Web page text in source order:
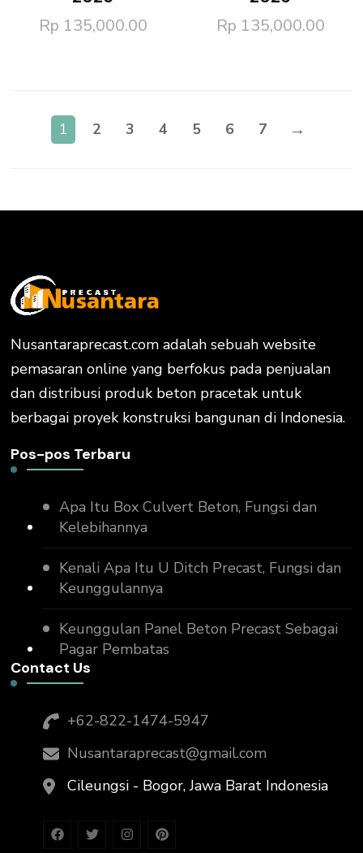
Rp 135,000.00 Rp 135,000.00
1 2 3 4 5 6 7 →
Nusantaraprecast.com adalah sebuah website
pemasaran online yang berfokus pada penjualan
dan distribusi produk beton pracetak untuk
berbagai proyek konstruksi bangunan di Indonesia.
Pos-pos Terbaru
Apa Itu Box Culvert Beton, Fungsi dan
Kelebihannya
Kenali Apa Itu U Ditch Precast, Fungsi dan
Keunggulannya
Keunggulan Panel Beton Precast Sebagai
Pagar Pembatas
Contact Us
+62-822-1474-5947
Nusantaraprecast@gmail.com
Cileungsi - Bogor, Jawa Barat Indonesia